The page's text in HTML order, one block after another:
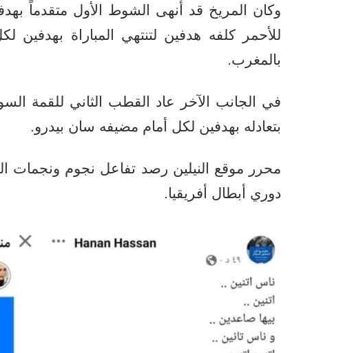
وكان المريخ قد أنهى الشوط الأول متقدماً
للأحمر كلفه هدفين لتنتهي المباراة
بالمغرب.
في الجانب الآخر عاد القطب الثاني للقمة
بتعادله بهدفين لكل أمام مضيفه سان بيدرو.
محرر موقع النيلين رصد تفاعل نجوم ونجمات
دوري أبطال أفريقيا.